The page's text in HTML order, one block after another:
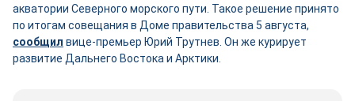
акватории Северного морского пути. Такое решение принято
по итогам совещания в Доме правительства 5 августа,
сообщил вице-премьер Юрий Трутнев. Он же курирует
развитие Дальнего Востока и Арктики.